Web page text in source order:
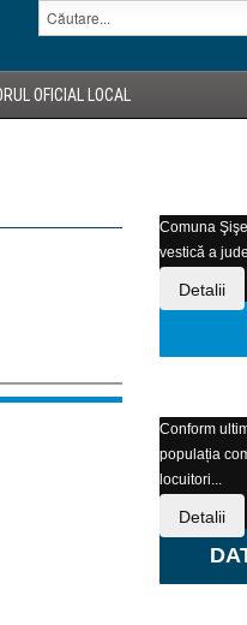
OFICIAL LOCAL
Comuna
vestică a
Detalii
Conform
populația
locuitori...
Detalii